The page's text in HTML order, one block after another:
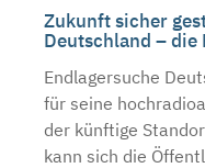
Zukunft sicher
Deutschland – die
Endlagersuche
für seine
der künftige
kann sich die